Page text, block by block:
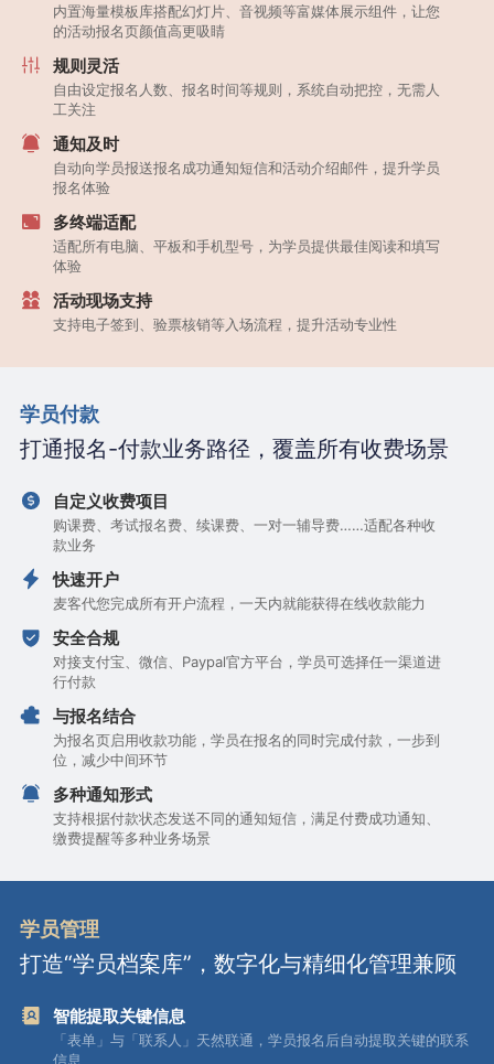
内置海量模板库搭配幻灯片、音视频等富媒体展示组件，让您
的活动报名页颜值高更吸睛
规则灵活
自由设定报名人数、报名时间等规则，系统自动把控，无需人
工关注
通知及时
自动向学员报送报名成功通知短信和活动介绍邮件，提升学员
报名体验
多终端适配
适配所有电脑、平板和手机型号，为学员提供最佳阅读和填写
体验
活动现场支持
支持电子签到、验票核销等入场流程，提升活动专业性
学员付款
打通报名-付款业务路径，覆盖所有收费场景
自定义收费项目
购课费、考试报名费、续课费、一对一辅导费……适配各种收
款业务
快速开户
麦客代您完成所有开户流程，一天内就能获得在线收款能力
安全合规
对接支付宝、微信、Paypal官方平台，学员可选择任一渠道进
行付款
与报名结合
为报名页启用收款功能，学员在报名的同时完成付款，一步到
位，减少中间环节
多种通知形式
支持根据付款状态发送不同的通知短信，满足付费成功通知、
缴费提醒等多种业务场景
学员管理
打造“学员档案库”，数字化与精细化管理兼顾
智能提取关键信息
「表单」与「联系人」天然联通，学员报名后自动提取关键的联系
信息